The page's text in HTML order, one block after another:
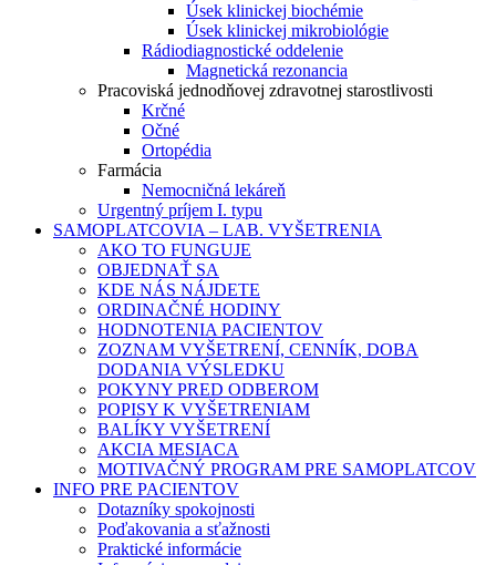
Úsek klinickej biochémie
Úsek klinickej mikrobiológie
Rádiodiagnostické oddelenie
Magnetická rezonancia
Pracoviská jednodňovej zdravotnej starostlivosti
Krčné
Očné
Ortopédia
Farmácia
Nemocničná lekáreň
Urgentný príjem I. typu
SAMOPLATCOVIA – LAB. VYŠETRENIA
AKO TO FUNGUJE
OBJEDNAŤ SA
KDE NÁS NÁJDETE
ORDINAČNÉ HODINY
HODNOTENIA PACIENTOV
ZOZNAM VYŠETRENÍ, CENNÍK, DOBA
DODANIA VÝSLEDKU
POKYNY PRED ODBEROM
POPISY K VYŠETRENIAM
BALÍKY VYŠETRENÍ
AKCIA MESIACA
MOTIVAČNÝ PROGRAM PRE SAMOPLATCOV
INFO PRE PACIENTOV
Dotazníky spokojnosti
Poďakovania a sťažnosti
Praktické informácie